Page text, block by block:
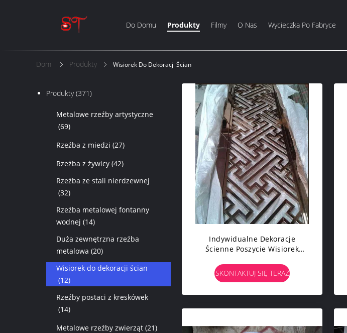
Do Domu Produkty Filmy O Nas Wycieczka Po Fabryce
Dom Produkty Wisiorek Do Dekoracji Ścian
Produkty (371)
Metalowe rzeźby artystyczne
(69)
Rzeźba z miedzi (27)
Rzeźba z żywicy (42)
Rzeźba ze stali nierdzewnej
(32)
Rzeźba metalowej fontanny
wodnej (14)
Duża zewnętrzna rzeźba
metalowa (20)
Wisiorek do dekoracji ścian
(12)
Rzeźby postaci z kreskówek
(14)
Metalowe rzeźby zwierząt (21)
Indywidualne Dekoracje
Ścienne Poszycie Wisiorek
W Holu
SKONTAKTUJ SIĘ TERAZ